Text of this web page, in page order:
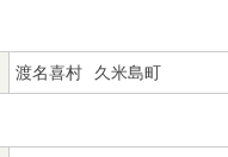
渡名喜村 久米島町